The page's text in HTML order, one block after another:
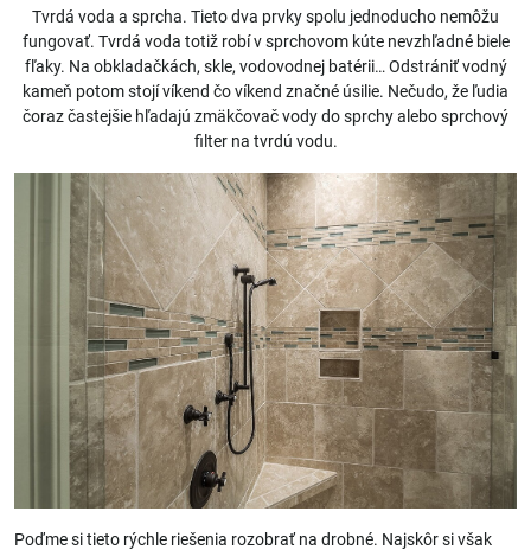
Tvrdá voda a sprcha. Tieto dva prvky spolu jednoducho nemôžu
fungovať. Tvrdá voda totiž robí v sprchovom kúte nevzhľadné biele
fľaky. Na obkladačkách, skle, vodovodnej batérii… Odstrániť vodný
kameň potom stojí víkend čo víkend značné úsilie. Nečudo, že ľudia
čoraz častejšie hľadajú zmäkčovač vody do sprchy alebo sprchový
filter na tvrdú vodu.
Poďme si tieto rýchle riešenia rozobrať na drobné. Najskôr si však